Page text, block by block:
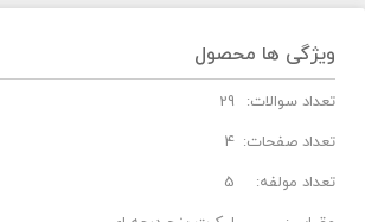
ویژگی ها محصول
تعداد سوالات:
29
تعداد صفحات: 4
تعداد مولفه:
5